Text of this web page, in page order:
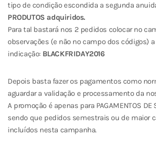
tipo de condição escondida a segunda
PRODUTOS adquiridos.
Para tal bastará nos 2 pedidos colocar no
observações (e não no campo dos códigos)
indicação: BLACKFRIDAY2016
Depois basta fazer os pagamentos como
aguardar a validação e processamento da
A promoção é apenas para PAGAMENTOS DE
sendo que pedidos semestrais ou de maior
incluídos nesta campanha.